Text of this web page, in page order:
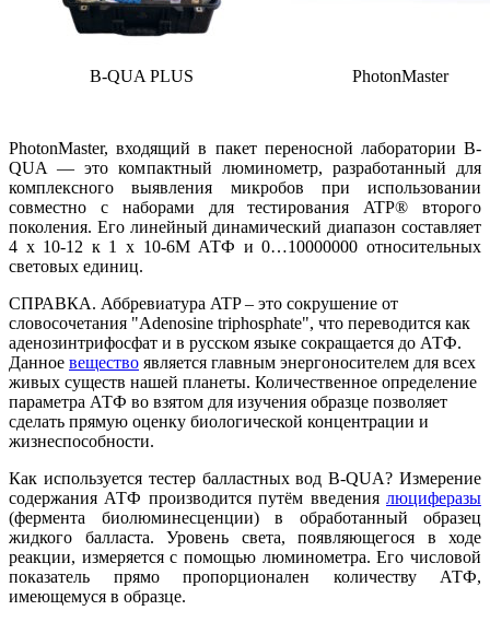
B-QUA PLUS PhotonMaster
PhotonMaster, входящий в пакет переносной лаборатории B-
QUA — это компактный люминометр, разработанный для
комплексного выявления микробов при использовании
совместно с наборами для тестирования ATP® второго
поколения. Его линейный динамический диапазон составляет
4 x 10-12 к 1 x 10-6М АТФ и 0…10000000 относительных
световых единиц.
СПРАВКА. Аббревиатура ATP – это сокрушение от
словосочетания "Adenosine triphosphate", что переводится как
аденозинтрифосфат и в русском языке сокращается до АТФ.
Данное вещество является главным энергоносителем для всех
живых существ нашей планеты. Количественное определение
параметра АТФ во взятом для изучения образце позволяет
сделать прямую оценку биологической концентрации и
жизнеспособности.
Как используется тестер балластных вод B-QUA? Измерение
содержания АТФ производится путём введения люциферазы
(фермента биолюминесценции) в обработанный образец
жидкого балласта. Уровень света, появляющегося в ходе
реакции, измеряется с помощью люминометра. Его числовой
показатель прямо пропорционален количеству АТФ,
имеющемуся в образце.